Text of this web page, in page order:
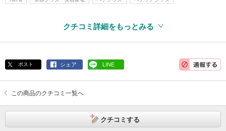
クチコミ詳細をもっとみる
ポスト シェア LINE
この商品のクチコミ一覧へ
クチコミする